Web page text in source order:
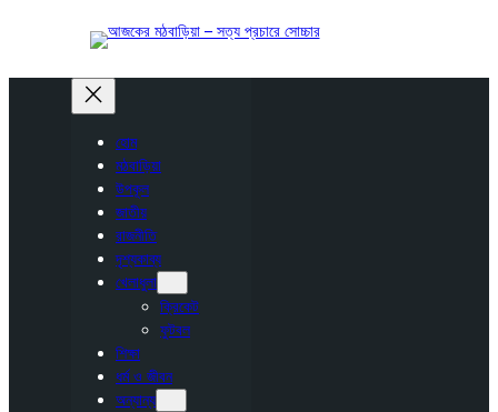
হোম
মঠবাড়িয়া
উপকূল
জাতীয়
রাজনীতি
দৃশ্যকাব্য
খেলাধুলা
ক্রিকেট
ফুটবল
শিক্ষা
ধর্ম ও জীবন
অন্যান্য